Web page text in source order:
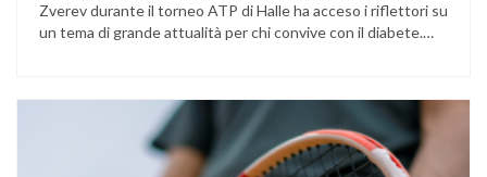
Zverev durante il torneo ATP di Halle ha acceso i riflettori su
un tema di grande attualità per chi convive con il diabete.
glucosio lo aveva portato …